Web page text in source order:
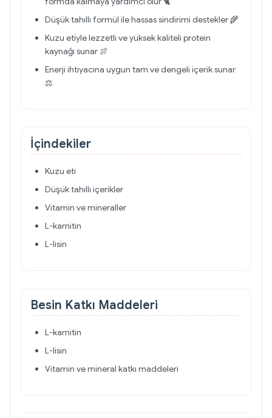
Düşük tahıllı formül ile hassas sindirimi destekler 🌾
Kuzu etiyle lezzetli ve yüksek kaliteli protein
kaynağı sunar 🍖
Enerji ihtiyacına uygun tam ve dengeli içerik sunar
⚖️
İçindekiler
Kuzu eti
Düşük tahıllı içerikler
Vitamin ve mineraller
L-karnitin
L-lisin
Besin Katkı Maddeleri
L-karnitin
L-lisin
Vitamin ve mineral katkı maddeleri